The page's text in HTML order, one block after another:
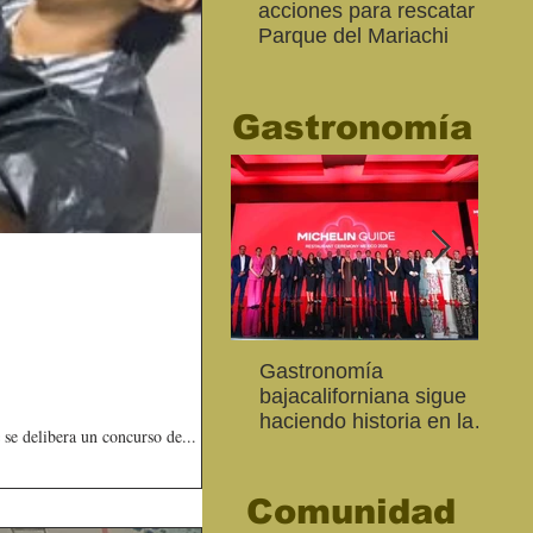
delibera un concurso de...
"Función Velorio" llegará
al Teatro Universitario
como cierre del Taller de
acciones para rescatar el
Parque del Mariachi
Comunidad
Gastronomía
bajacaliforniana sigue
haciendo historia en la
Gastronomía